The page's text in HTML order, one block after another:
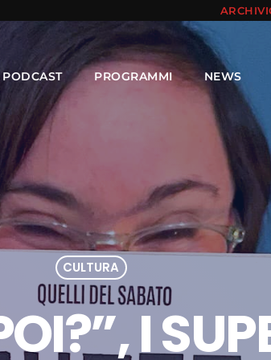
PODCAST PROGRAMMI NEWS
CULTURA
I